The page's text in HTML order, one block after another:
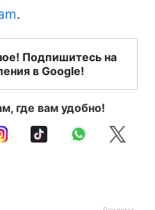
.
Подпишитесь на
в Google!
где вам удобно!